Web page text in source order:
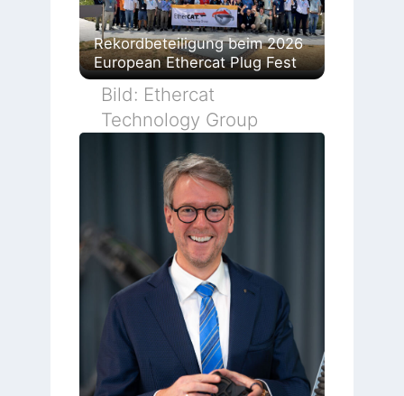
Rekordbeteiligung beim 2026
European Ethercat Plug Fest
Bild: Ethercat
Technology Group